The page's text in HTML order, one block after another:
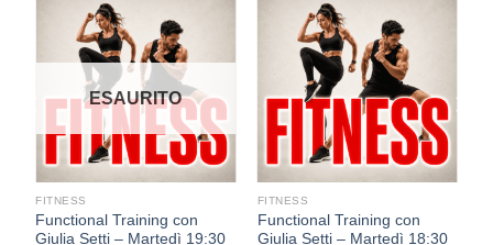
ESAURITO
FITNESS
Functional Training con
Giulia Setti – Martedì 19:30
FITNESS
Functional Training con
Giulia Setti – Martedì 18:30